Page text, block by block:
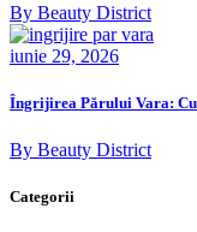
By Beauty District
iunie 29, 2026
Îngrijirea Părului Vara:
By Beauty District
Categorii